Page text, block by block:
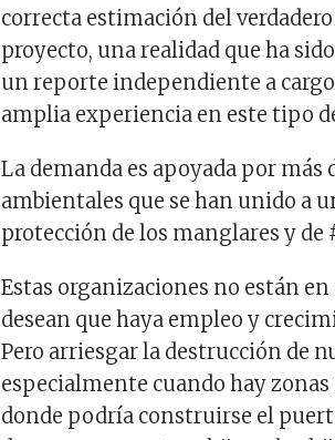
correcta estimación del
proyecto, una realidad que ha
un reporte independiente a
amplia experiencia en este tipo
La demanda es apoyada por más
ambientales que se han unido a
protección de los manglares y de
Estas organizaciones no están
desean que haya empleo y
Pero arriesgar la destrucción de
especialmente cuando hay
donde podría construirse el